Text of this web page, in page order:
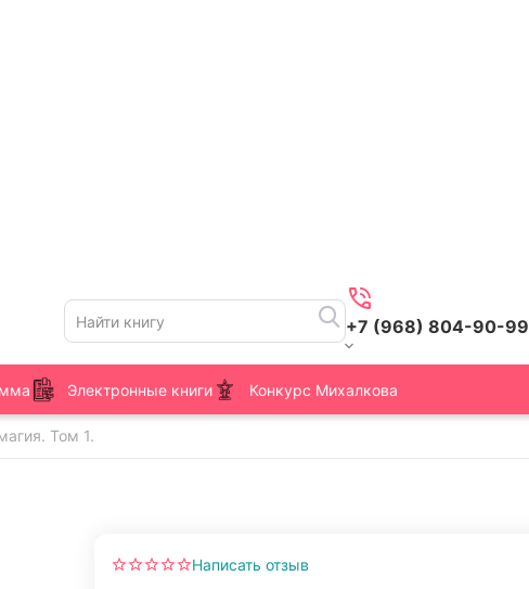
+7 (968) 804-90-99
Электронные книги Конкурс Михалкова
Том 1.
Написать отзыв